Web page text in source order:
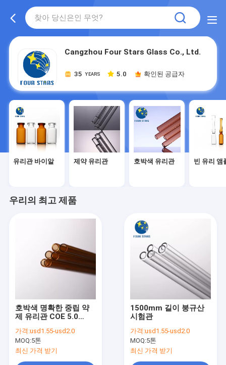
Cangzhou Four Stars Glass Co., Ltd.
35 YEARS 5.0 확인된 공급자
유리관 바이알 제약 유리관 호박색 유리관 빈 유리 앰
우리의 최고 제품
호박색 명확한 중립 약
제 유리관 COE 5.0
가격:usd1.55-usd2.0
MOQ:5톤
최신 가격 받기
1500mm 길이 붕규산
시험관
가격:usd1.55-usd2.0
MOQ:5톤
최신 가격 받기